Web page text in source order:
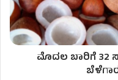
ಮೊದಲ ಬಾರಿಗೆ 32